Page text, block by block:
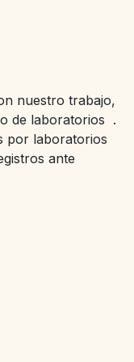
nuestro trabajo,
de laboratorios .
por laboratorios
ante